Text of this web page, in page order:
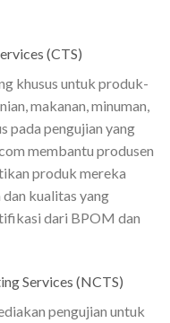
(CTS)
khusus untuk produk-
makanan, minuman,
pada pengujian yang
membantu produsen
produk mereka
kualitas yang
dari BPOM dan
Services (NCTS)
pengujian untuk